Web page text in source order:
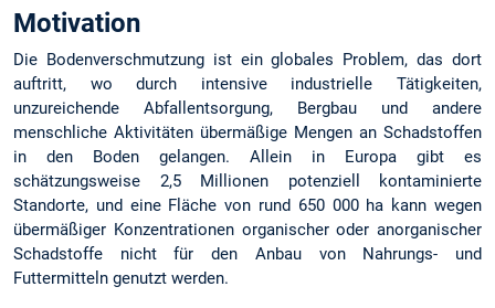
Motivation
Die Bodenverschmutzung ist ein globales Problem, das dort
auftritt, wo durch intensive industrielle Tätigkeiten,
unzureichende Abfallentsorgung, Bergbau und andere
menschliche Aktivitäten übermäßige Mengen an Schadstoffen
in den Boden gelangen. Allein in Europa gibt es
schätzungsweise 2,5 Millionen potenziell kontaminierte
Standorte, und eine Fläche von rund 650 000 ha kann wegen
übermäßiger Konzentrationen organischer oder anorganischer
Schadstoffe nicht für den Anbau von Nahrungs- und
Futtermitteln genutzt werden.